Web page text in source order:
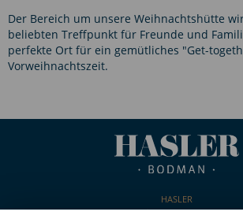
Der Bereich um unsere Weihnachtshütte
beliebten Treffpunkt für Freunde und
perfekte Ort für ein gemütliches "Get-
Vorweihnachtszeit.
HASLER
Kaiserpfalzstraße 65